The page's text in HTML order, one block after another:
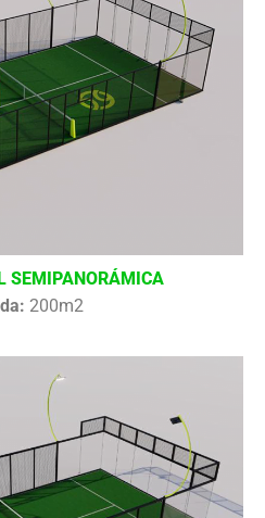
SEMIPANORÁMICA
200m2